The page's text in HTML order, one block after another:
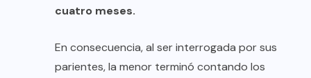
cuatro meses.
En consecuencia, al ser interrogada por sus
parientes, la menor terminó contando los